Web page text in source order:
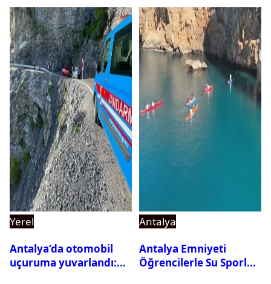
Yerel
Antalya’da otomobil
uçuruma yuvarlandı:
Antalya
Antalya Emniyeti
Öğrencilerle Su Sporları